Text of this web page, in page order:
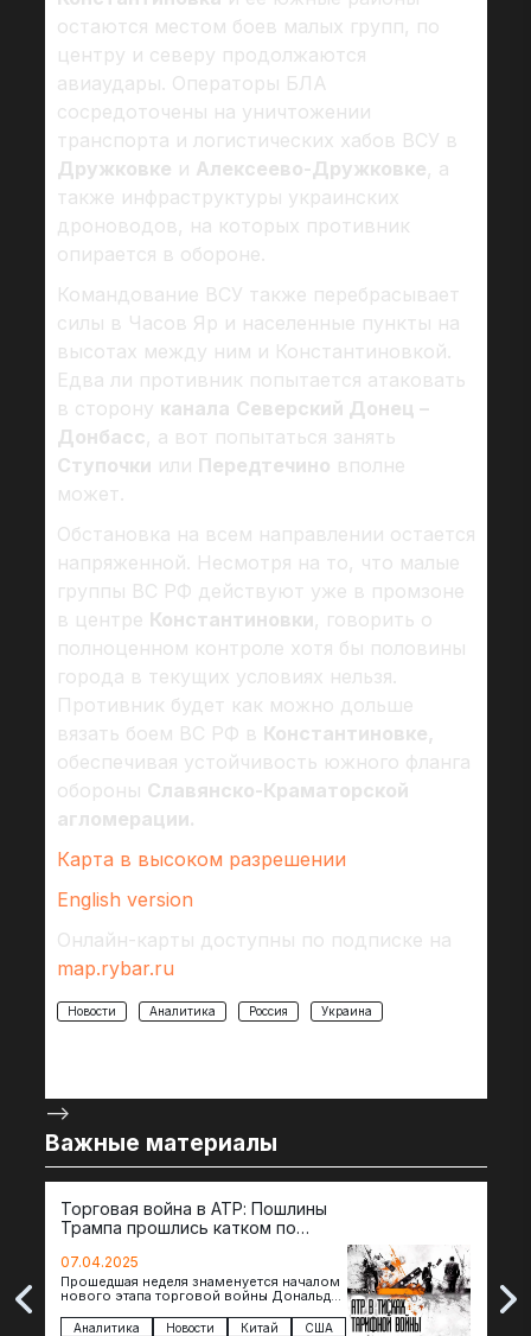
остаются местом боев малых групп, по
центру и северу продолжаются
авиаудары. Операторы БЛА
сосредоточены на уничтожении
транспорта и логистических хабов ВСУ в
Дружковке и Алексеево-Дружковке, а
также инфраструктуры украинских
дроноводов, на которых противник
опирается в обороне.
Командование ВСУ также перебрасывает
силы в Часов Яр и населенные пункты на
высотах между ним и Константиновкой.
Едва ли противник попытается атаковать
в сторону канала Северский Донец –
Донбасс, а вот попытаться занять
Ступочки или Передтечино вполне
может.
Обстановка на всем направлении остается
напряженной. Несмотря на то, что малые
группы ВС РФ действуют уже в промзоне
в центре Константиновки, говорить о
полноценном контроле хотя бы половины
города в текущих условиях нельзя.
Противник будет как можно дольше
вязать боем ВС РФ в Константиновке,
обеспечивая устойчивость южного фланга
обороны Славянско-Краматорской
агломерации.
Карта в высоком разрешении
English version
Онлайн-карты доступны по подписке на
map.rybar.ru
Новости Аналитика Россия Украина
-->
Важные материалы
Торговая война в АТР: Пошлины
Трампа прошлись катком по
07.04.2025
Прошедшая неделя знаменуется началом
нового этапа торговой войны Дональда
импорта из более 100 стран…
Аналитика Новости Китай США
The